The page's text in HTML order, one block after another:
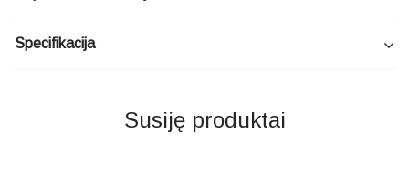
Specifikacija
Susiję produktai